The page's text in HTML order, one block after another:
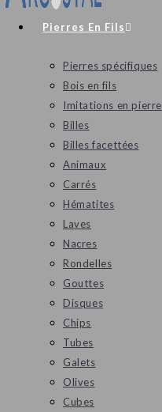
Pierres En Fils
Pierres spécifiques
Bois en fils
Imitations en pierre
Billes
Billes facettées
Animaux
Carrés
Hématites
Laves
Nacres
Rondelles
Gouttes
Disques
Chips
Tubes
Galets
Olives
Cubes